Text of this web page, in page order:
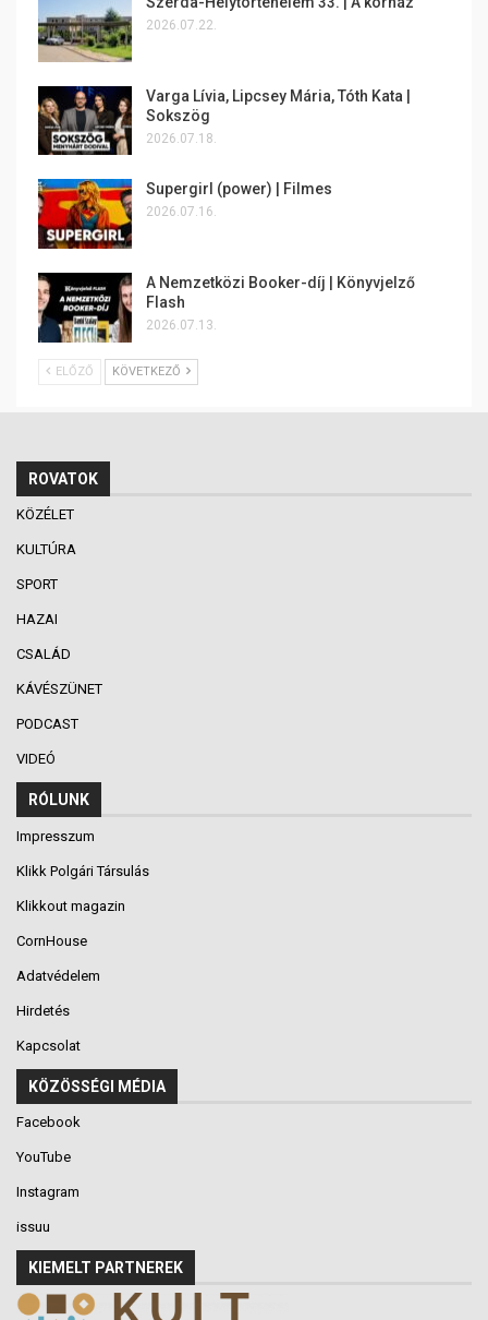
2026.07.22.
Varga Lívia, Lipcsey Mária, Tóth Kata |
Sokszög
2026.07.18.
Supergirl (power) | Filmes
2026.07.16.
A Nemzetközi Booker-díj | Könyvjelző
Flash
2026.07.13.
ELŐZŐ KÖVETKEZŐ
ROVATOK
KÖZÉLET
KULTÚRA
SPORT
HAZAI
CSALÁD
KÁVÉSZÜNET
PODCAST
VIDEÓ
RÓLUNK
Impresszum
Klikk Polgári Társulás
Klikkout magazin
CornHouse
Adatvédelem
Hirdetés
Kapcsolat
KÖZÖSSÉGI MÉDIA
Facebook
YouTube
Instagram
issuu
KIEMELT PARTNEREK